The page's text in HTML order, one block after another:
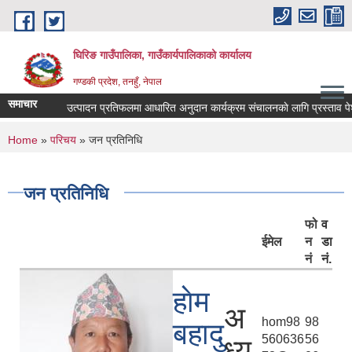
Skip to main content
घिरिङ गाउँपालिका, गाउँकार्यपालिकाको कार्यालय
गण्डकी प्रदेश, तनहुँ, नेपाल
समाचार उत्पादन प्रतिफलमा आधारित अनुदान कार्यक्रम संचालनकाे लागि प्रस्ताव
You are here
Home » परिचय » जन प्रतिनिधि
जन प्रतिनिधि
ईमेल
फो
न
नं
व
डा
नं.
हाेम
बहादुअ
hom98
560636
98
56